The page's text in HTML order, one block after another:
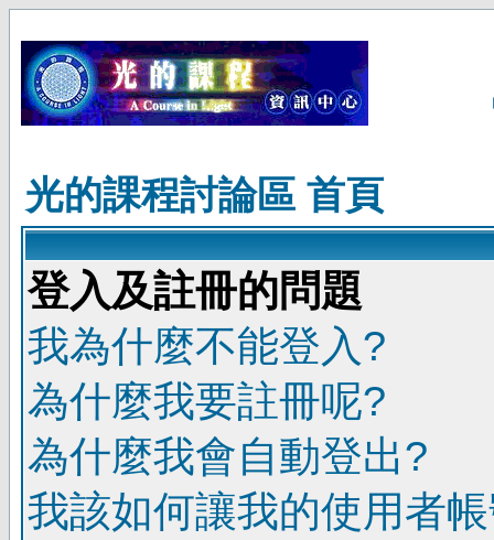
光的課程討論區 首頁
登入及註冊的問題
我為什麼不能登入?
為什麼我要註冊呢?
為什麼我會自動登出?
我該如何讓我的使用者